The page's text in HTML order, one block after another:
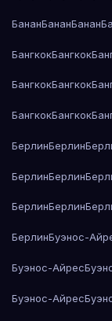
БананБананБанан
БангкокБангкок
БангкокБангкок
БангкокБангкок
БерлинБерлин
БерлинБерлин
БерлинБерлин
БерлинБуэнос-
Буэнос-Айрес
Буэнос-Айрес